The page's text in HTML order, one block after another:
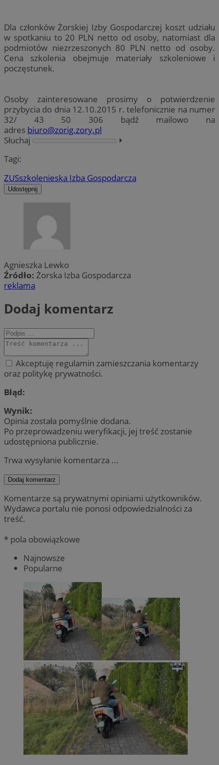
Dla członków Żorskiej Izby Gospodarczej koszt udziału
w spotkaniu to 20 PLN netto od osoby, natomiast dla
podmiotów niezrzeszonych 80 PLN netto od osoby.
Cena szkolenia obejmuje materiały szkoleniowe i
poczęstunek.
Osoby zainteresowane prosimy o potwierdzenie
przybycia do dnia 12.10.2015 r. telefonicznie na numer
32/ 43 50 306 bądź mailowo na
adres biuro@zorig.zory.pl
Słuchaj
⏵︎
Tagi:
ZUSszkolenieska Izba Gospodarcza
Udostępnij
Agnieszka Lewko
Źródło: Żorska Izba Gospodarcza
reklama
Dodaj komentarz
Akceptuję regulamin zamieszczania komentarzy
oraz politykę prywatności.
Błąd:
Wynik:
Opinia została pomyślnie dodana.
Po przeprowadzeniu weryfikacji, jej treść zostanie
udostępniona publicznie.
Trwa wysyłanie komentarza ...
Dodaj komentarz
Komentarze są prywatnymi opiniami użytkowników.
Wydawca portalu nie ponosi odpowiedzialności za
treść.
* pola obowiązkowe
Najnowsze
Popularne